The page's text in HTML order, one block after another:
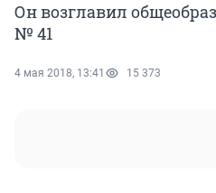
Он возглавил
№ 41
4 мая 2018, 13:41 15 373